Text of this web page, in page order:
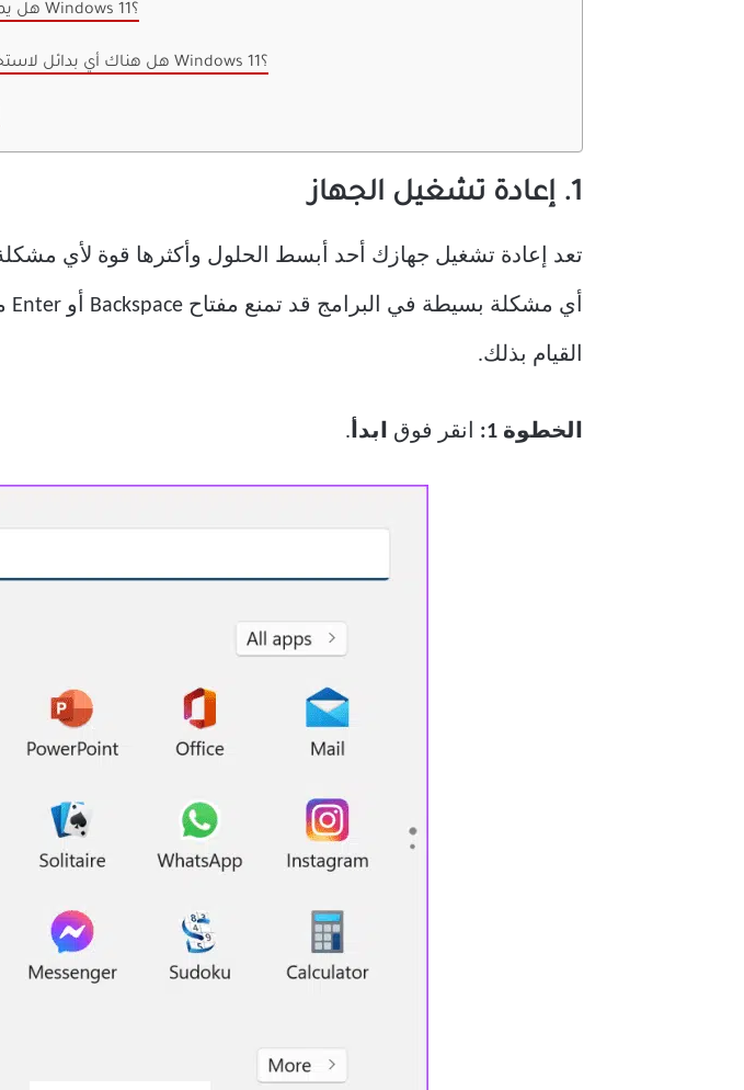
2. هل يمكنك إعادة تعيين المفاتيح على Windows 11؟
3. هل هناك أي بدائل لاستخدام لوحة المفاتيح الفعلية على Windows 11؟
1. إعادة تشغيل الجهاز
القيام بذلك.
الخطوة 1: انقر فوق ابدأ.